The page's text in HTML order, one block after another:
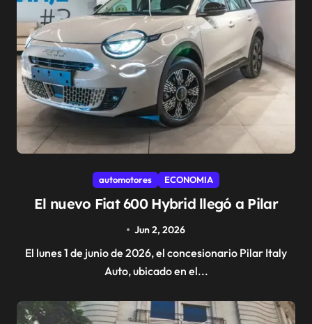
automotores ECONOMIA
El nuevo Fiat 600 Hybrid llegó a Pilar
Jun 2, 2026
El lunes 1 de junio de 2026, el concesionario Pilar Italy
Auto, ubicado en el...